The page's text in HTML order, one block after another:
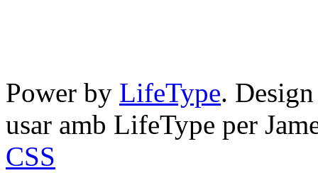
Power by LifeType.
usar amb LifeType per
CSS